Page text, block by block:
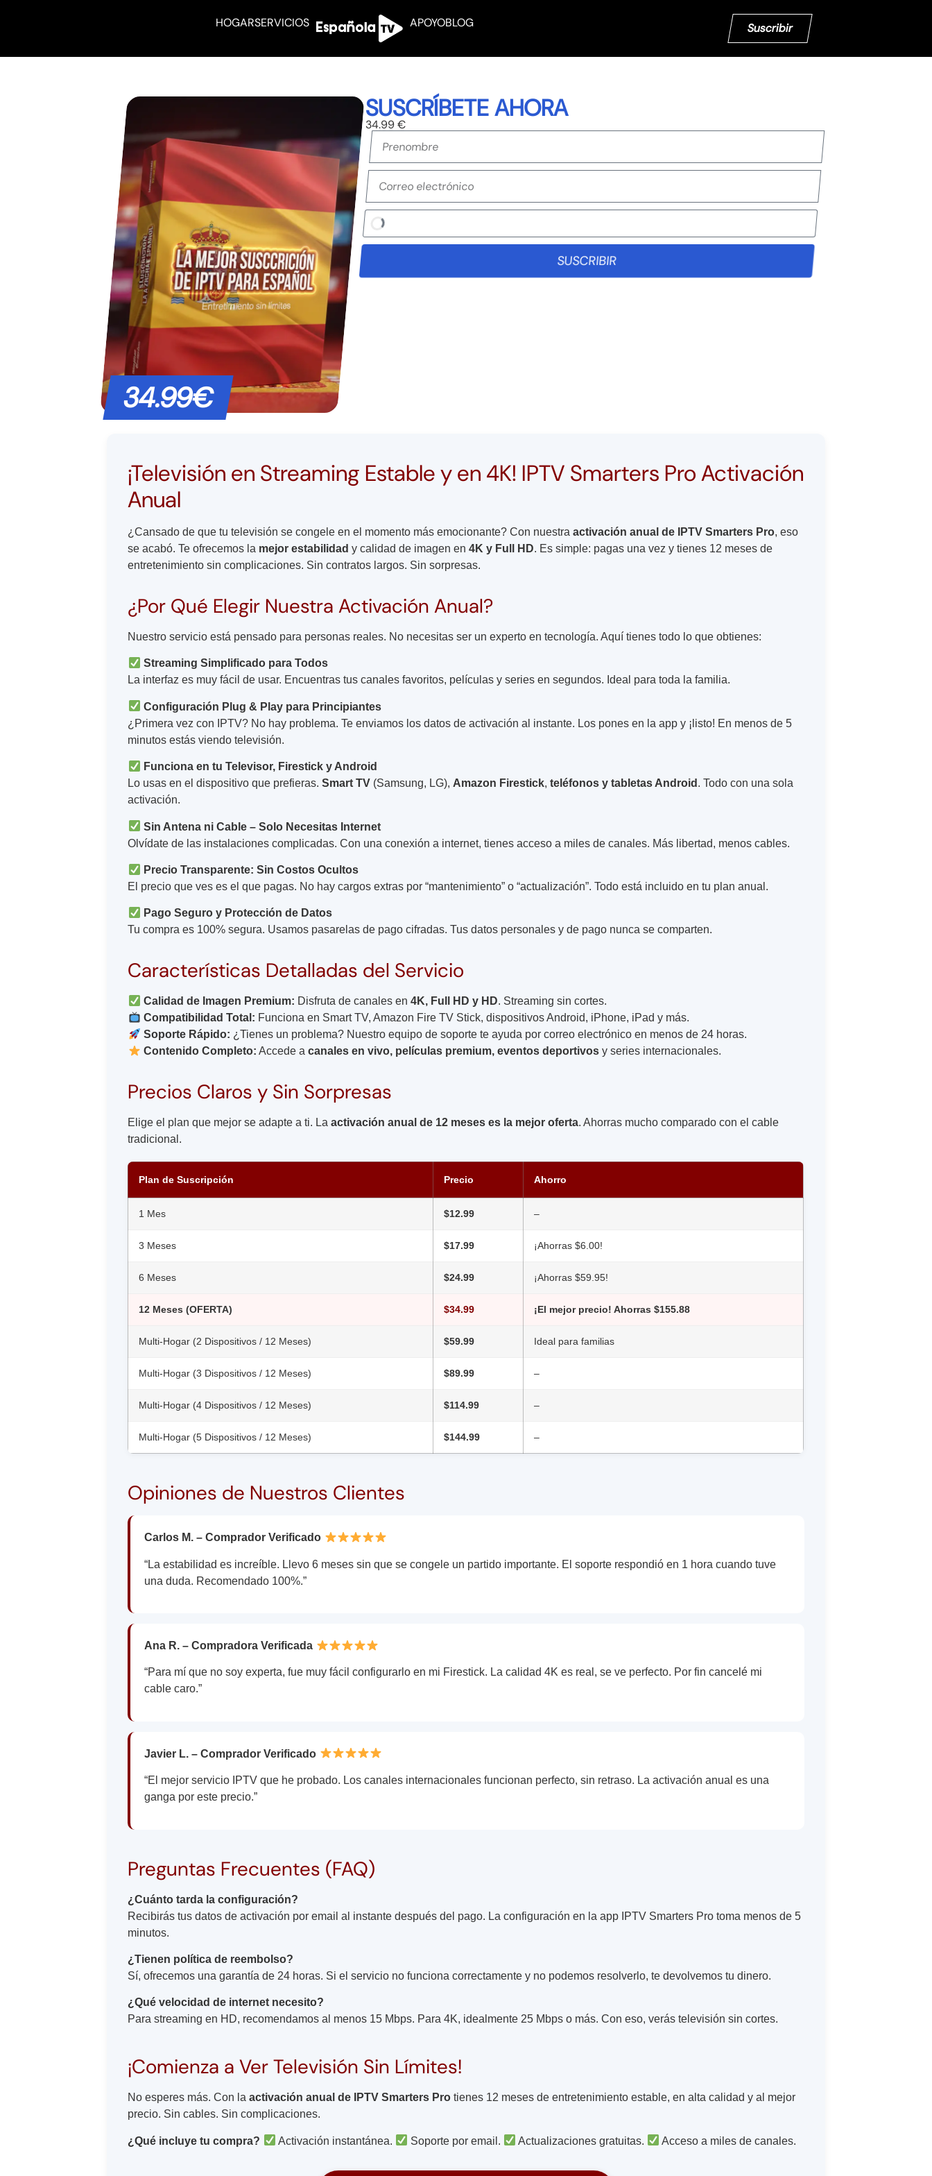
HOGARSERVICIOS APOYOBLOG Suscribir
34.99€
SUSCRÍBETE AHORA
34.99 €
SUSCRIBIR
¡Televisión en Streaming Estable y en 4K! IPTV Smarters Pro Activación
Anual
¿Cansado de que tu televisión se congele en el momento más emocionante? Con nuestraactivación anual de IPTV Smarters Pro, eso
se acabó. Te ofrecemos la mejor estabilidad y calidad de imagen en4K y Full HD. Es simple: pagas una vez y tienes 12 meses de
entretenimiento sin complicaciones. Sin contratos largos. Sin sorpresas.
¿Por Qué Elegir Nuestra Activación Anual?
Nuestro servicio está pensado para personas reales. No necesitas ser un experto en tecnología. Aquí tienes todo lo que obtienes:
Streaming Simplificado para Todos
La interfaz es muy fácil de usar. Encuentras tus canales favoritos, películas y series en segundos. Ideal para toda la familia.
Configuración Plug & Play para Principiantes
¿Primera vez con IPTV? No hay problema. Te enviamos los datos de activación al instante. Los pones en la app y ¡listo! En menos de 5
minutos estás viendo televisión.
Funciona en tu Televisor, Firestick y Android
Lo usas en el dispositivo que prefieras.Smart TV (Samsung, LG), Amazon Firestick,teléfonos y tabletas Android . Todo con una sola
activación.
Sin Antena ni Cable – Solo Necesitas Internet
Olvídate de las instalaciones complicadas. Con una conexión a internet, tienes acceso a miles de canales. Más libertad, menos cables.
Precio Transparente: Sin Costos Ocultos
El precio que ves es el que pagas. No hay cargos extras por “mantenimiento” o “actualización”. Todo está incluido en tu plan anual.
Pago Seguro y Protección de Datos
Tu compra es 100% segura. Usamos pasarelas de pago cifradas. Tus datos personales y de pago nunca se comparten.
Características Detalladas del Servicio
Calidad de Imagen Premium: Disfruta de canales en 4K, Full HD y HD. Streaming sin cortes.
Compatibilidad Total: Funciona en Smart TV, Amazon Fire TV Stick, dispositivos Android, iPhone, iPad y más.
Soporte Rápido: ¿Tienes un problema? Nuestro equipo de soporte te ayuda por correo electrónico en menos de 24 horas.
Contenido Completo: Accede a canales en vivo, películas premium, eventos deportivosy series internacionales.
Precios Claros y Sin Sorpresas
Elige el plan que mejor se adapte a ti. Laactivación anual de 12 meses es la mejor oferta. Ahorras mucho comparado con el cable
tradicional.
Plan de Suscripción Precio Ahorro
1 Mes $12.99 –
3 Meses $17.99 ¡Ahorras $6.00!
6 Meses $24.99 ¡Ahorras $59.95!
12 Meses (OFERTA) $34.99 ¡El mejor precio! Ahorras $155.88
Multi-Hogar (2 Dispositivos / 12 Meses) $59.99 Ideal para familias
Multi-Hogar (3 Dispositivos / 12 Meses) $89.99 –
Multi-Hogar (4 Dispositivos / 12 Meses) $114.99 –
Multi-Hogar (5 Dispositivos / 12 Meses) $144.99 –
Opiniones de Nuestros Clientes
Carlos M. – Comprador Verificado
“La estabilidad es increíble. Llevo 6 meses sin que se congele un partido importante. El soporte respondió en 1 hora cuando tuve
una duda. Recomendado 100%.”
Ana R. – Compradora Verificada
“Para mí que no soy experta, fue muy fácil configurarlo en mi Firestick. La calidad 4K es real, se ve perfecto. Por fin cancelé mi
cable caro.”
Javier L. – Comprador Verificado
“El mejor servicio IPTV que he probado. Los canales internacionales funcionan perfecto, sin retraso. La activación anual es una
ganga por este precio.”
Preguntas Frecuentes (FAQ)
¿Cuánto tarda la configuración?
Recibirás tus datos de activación por email al instante después del pago. La configuración en la app IPTV Smarters Pro toma menos de 5
minutos.
¿Tienen política de reembolso?
Sí, ofrecemos una garantía de 24 horas. Si el servicio no funciona correctamente y no podemos resolverlo, te devolvemos tu dinero.
¿Qué velocidad de internet necesito?
Para streaming en HD, recomendamos al menos 15 Mbps. Para 4K, idealmente 25 Mbps o más. Con eso, verás televisión sin cortes.
¡Comienza a Ver Televisión Sin Límites!
No esperes más. Con laactivación anual de IPTV Smarters Pro tienes 12 meses de entretenimiento estable, en alta calidad y al mejor
precio. Sin cables. Sin complicaciones.
¿Qué incluye tu compra? Activación instantánea. Soporte por email. Actualizaciones gratuitas. Acceso a miles de canales.